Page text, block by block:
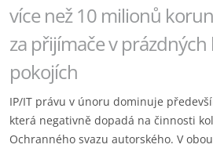
více než 10 milionů
za přijímače v
pokojích
IP/IT právu v únoru dominuje
která negativně dopadá na činnosti
Ochranného svazu autorského. V